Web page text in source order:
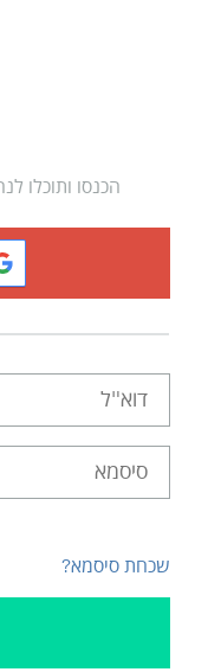
הכנסו ותוכלו
שכחת סיסמא?